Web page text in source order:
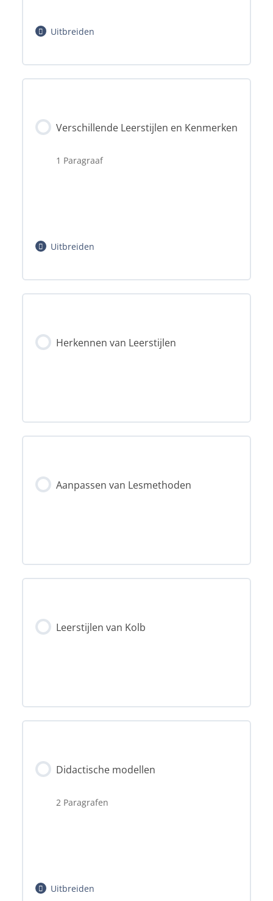
Uitbreiden
Voorbeelden van Leerstijlen
Verschillende Leerstijlen en Kenmerken
1 Paragraaf
Uitbreiden
Herkennen van Leerstijlen
Aanpassen van Lesmethoden
Leerstijlen van Kolb
Didactische modellen
2 Paragrafen
Uitbreiden